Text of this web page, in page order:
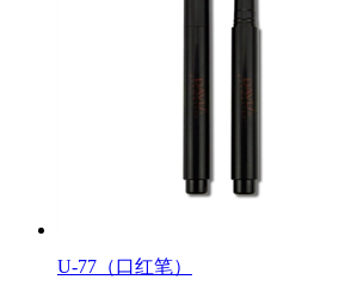
U-77（口红笔）